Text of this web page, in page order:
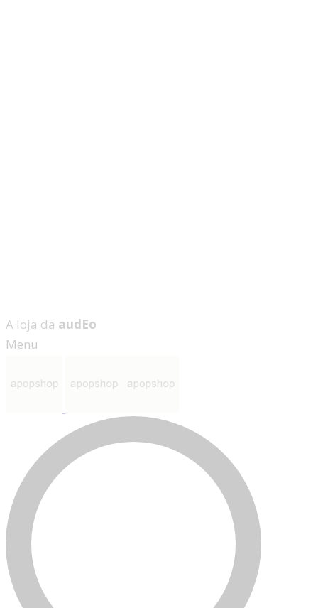
A loja da audEo
Menu